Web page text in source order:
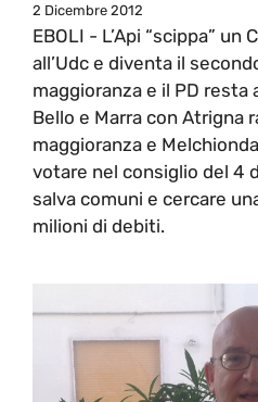
2 Dicembre 2012
EBOLI - L’Api “scippa”
all’Udc e diventa il
maggioranza e il PD resta
Bello e Marra con Atrigna
maggioranza e
votare nel consiglio del 4
salva comuni e cercare
milioni di debiti.